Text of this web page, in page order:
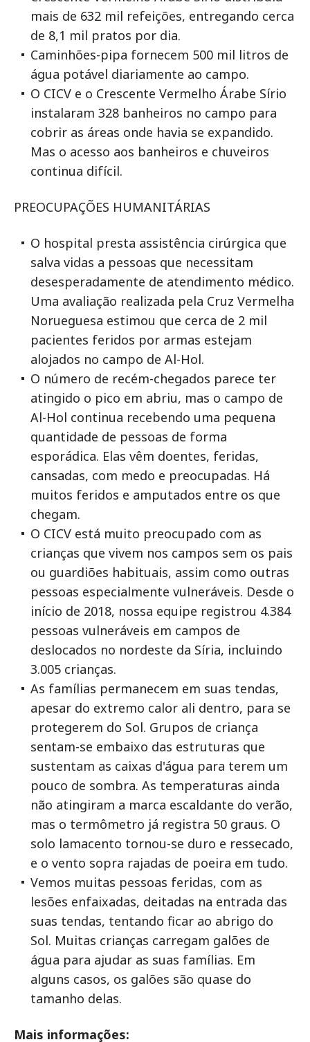
mais de 632 mil refeições, entregando cerca
de 8,1 mil pratos por dia.
Caminhões-pipa fornecem 500 mil litros de
água potável diariamente ao campo.
O CICV e o Crescente Vermelho Árabe Sírio
instalaram 328 banheiros no campo para
cobrir as áreas onde havia se expandido.
Mas o acesso aos banheiros e chuveiros
continua difícil.
PREOCUPAÇÕES HUMANITÁRIAS
O hospital presta assistência cirúrgica que
salva vidas a pessoas que necessitam
desesperadamente de atendimento médico.
Uma avaliação realizada pela Cruz Vermelha
Norueguesa estimou que cerca de 2 mil
pacientes feridos por armas estejam
alojados no campo de Al-Hol.
O número de recém-chegados parece ter
atingido o pico em abriu, mas o campo de
Al-Hol continua recebendo uma pequena
quantidade de pessoas de forma
esporádica. Elas vêm doentes, feridas,
cansadas, com medo e preocupadas. Há
muitos feridos e amputados entre os que
chegam.
O CICV está muito preocupado com as
crianças que vivem nos campos sem os pais
ou guardiões habituais, assim como outras
pessoas especialmente vulneráveis. Desde o
início de 2018, nossa equipe registrou 4.384
pessoas vulneráveis em campos de
deslocados no nordeste da Síria, incluindo
3.005 crianças.
As famílias permanecem em suas tendas,
apesar do extremo calor ali dentro, para se
protegerem do Sol. Grupos de criança
sentam-se embaixo das estruturas que
sustentam as caixas d'água para terem um
pouco de sombra. As temperaturas ainda
não atingiram a marca escaldante do verão,
mas o termômetro já registra 50 graus. O
solo lamacento tornou-se duro e ressecado,
e o vento sopra rajadas de poeira em tudo.
Vemos muitas pessoas feridas, com as
lesões enfaixadas, deitadas na entrada das
suas tendas, tentando ficar ao abrigo do
Sol. Muitas crianças carregam galões de
água para ajudar as suas famílias. Em
alguns casos, os galões são quase do
tamanho delas.
Mais informações: